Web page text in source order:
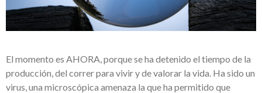
El momento es AHORA, porque se ha detenido el tiempo de la
producción, del correr para vivir y de valorar la vida. Ha sido un
virus, una microscópica amenaza la que ha permitido que